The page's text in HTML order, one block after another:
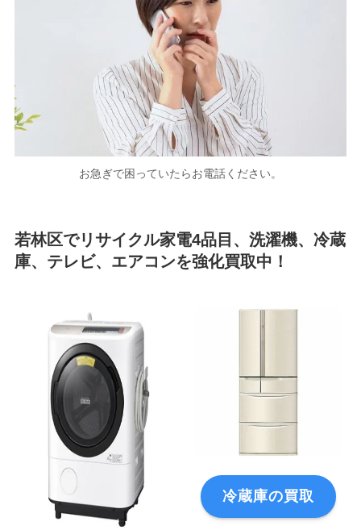
お急ぎで困っていたらお電話ください。
若林区でリサイクル家電4品目、洗濯機、冷蔵
庫、テレビ、エアコンを強化買取中！
冷蔵庫の買取